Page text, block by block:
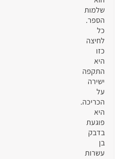
שלמות
הספר.
כל
לחיצה
כזו
היא
התקפה
ישירה
על
הכריכה.
היא
פוגעת
בדבק
בן
עשרות